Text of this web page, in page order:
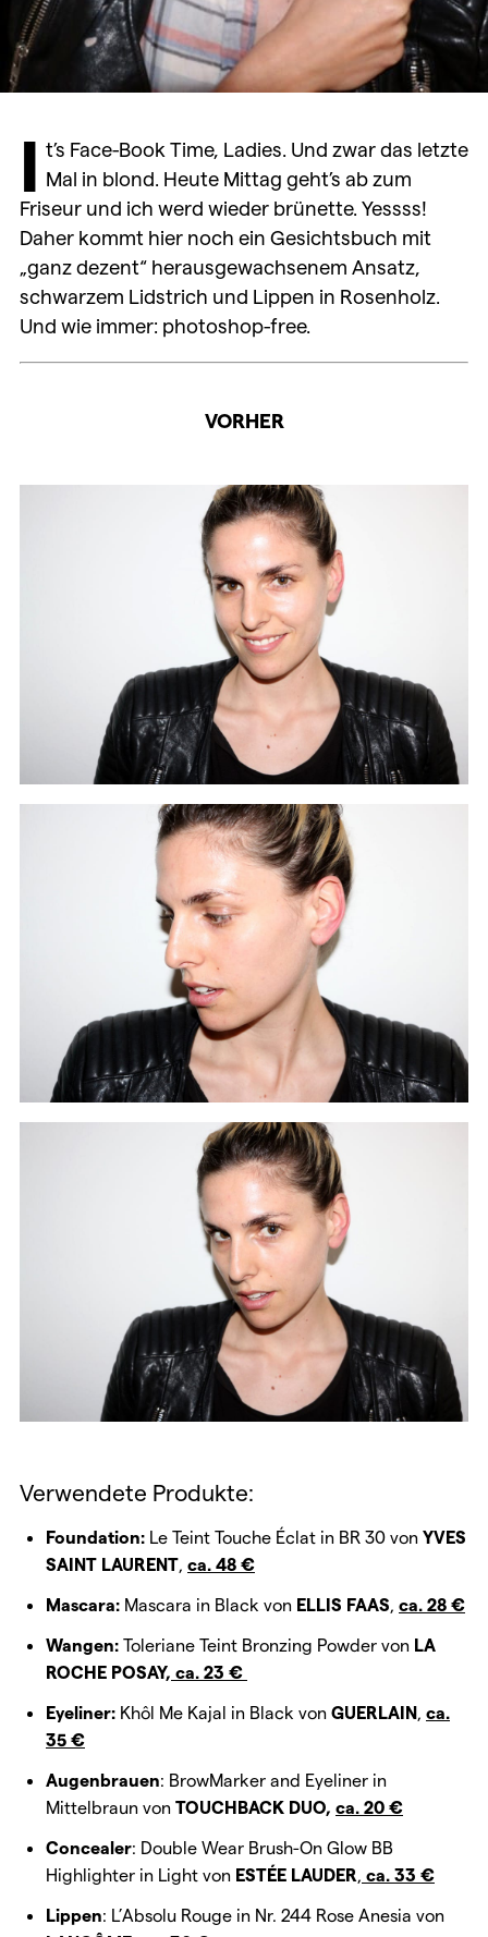
I t’s Face-Book Time, Ladies. Und zwar das letzte
Mal in blond. Heute Mittag geht’s ab zum
Friseur und ich werd wieder brünette. Yessss!
Daher kommt hier noch ein Gesichtsbuch mit
„ganz dezent“ herausgewachsenem Ansatz,
schwarzem Lidstrich und Lippen in Rosenholz.
Und wie immer: photoshop-free.
VORHER
Verwendete Produkte:
Foundation: Le Teint Touche Éclat in BR 30 von YVES
SAINT LAURENT, ca. 48 €
Mascara: Mascara in Black von ELLIS FAAS, ca. 28 €
Wangen: Toleriane Teint Bronzing Powder von LA
ROCHE POSAY, ca. 23 €
Eyeliner: Khôl Me Kajal in Black von GUERLAIN, ca.
35 €
Augenbrauen: BrowMarker and Eyeliner in
Mittelbraun von TOUCHBACK DUO, ca. 20 €
Concealer: Double Wear Brush-On Glow BB
Highlighter in Light von ESTÉE LAUDER, ca. 33 €
Lippen: L’Absolu Rouge in Nr. 244 Rose Anesia von